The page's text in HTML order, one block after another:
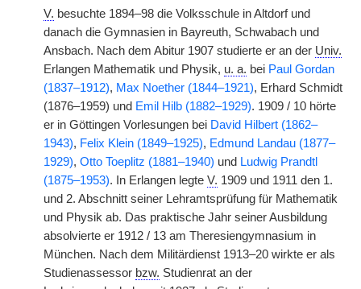
V. besuchte 1894–98 die Volksschule in Altdorf und
danach die Gymnasien in Bayreuth, Schwabach und
Ansbach. Nach dem Abitur 1907 studierte er an der Univ.
Erlangen Mathematik und Physik, u. a. bei Paul Gordan
(1837–1912), Max Noether (1844–1921), Erhard Schmidt
(1876–1959) und Emil Hilb (1882–1929). 1909 / 10 hörte
er in Göttingen Vorlesungen bei David Hilbert (1862–
1943), Felix Klein (1849–1925), Edmund Landau (1877–
1929), Otto Toeplitz (1881–1940) und Ludwig Prandtl
(1875–1953). In Erlangen legte V. 1909 und 1911 den 1.
und 2. Abschnitt seiner Lehramtsprüfung für Mathematik
und Physik ab. Das praktische Jahr seiner Ausbildung
absolvierte er 1912 / 13 am Theresiengymnasium in
München. Nach dem Militärdienst 1913–20 wirkte er als
Studienassessor bzw. Studienrat an der